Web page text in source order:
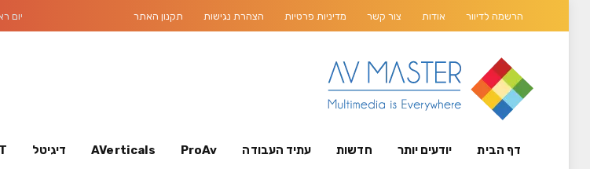
הרשמה לדיוור אודות צור קשר מדיניות פרטיות הצהרת נגישות תקנון האתר יום
דף הבית יודעים יותר חדשות עתיד העבודה ProAv
AVerticals דיגיטל